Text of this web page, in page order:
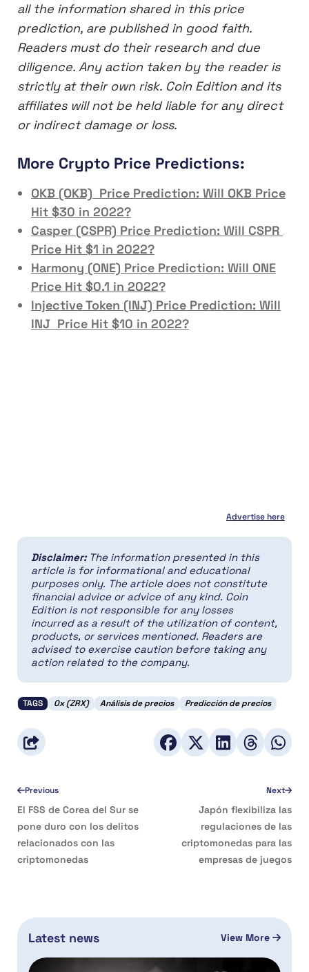
all the information shared in this price
prediction, are published in good faith.
Readers must do their research and due
diligence. Any action taken by the reader is
strictly at their own risk. Coin Edition and its
affiliates will not be held liable for any direct
or indirect damage or loss.
More Crypto Price Predictions:
OKB (OKB) Price Prediction: Will OKB Price
Hit $30 in 2022?
Casper (CSPR) Price Prediction: Will CSPR
Price Hit $1 in 2022?
Harmony (ONE) Price Prediction: Will ONE
Price Hit $0.1 in 2022?
Injective Token (INJ) Price Prediction: Will
INJ Price Hit $10 in 2022?
Advertise here
Disclaimer: The information presented in this
article is for informational and educational
purposes only. The article does not constitute
financial advice or advice of any kind. Coin
Edition is not responsible for any losses
incurred as a result of the utilization of content,
products, or services mentioned. Readers are
advised to exercise caution before taking any
action related to the company.
TAGS 0x (ZRX) Análisis de precios Predicción de precios
Previous
El FSS de Corea del Sur se
pone duro con los delitos
relacionados con las
criptomonedas
Next
Japón flexibiliza las
regulaciones de las
criptomonedas para las
empresas de juegos
Latest news View More